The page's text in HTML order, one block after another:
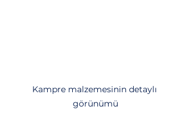
Kampre malzemesinin detaylı
görünümü